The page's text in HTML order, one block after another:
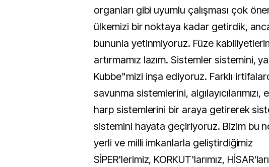
organları gibi uyumlu çalışması çok
ülkemizi bir noktaya kadar getirdik,
bununla yetinmiyoruz. Füze
artırmamız lazım. Sistemler sistemini,
Kubbe"mizi inşa ediyoruz. Farklı
savunma sistemlerini, algılayıcılarımızı,
harp sistemlerini bir araya getirerek
sistemini hayata geçiriyoruz. Bizim bu
yerli ve milli imkanlarla geliştirdiğimiz
SİPER'lerimiz, KORKUT'larımız,